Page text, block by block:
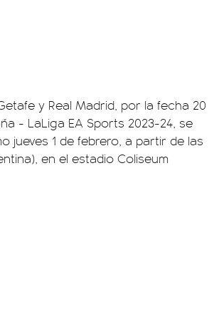
y Real Madrid, por la fecha 20
- LaLiga EA Sports 2023-24, se
jueves 1 de febrero, a partir de las
en el estadio Coliseum